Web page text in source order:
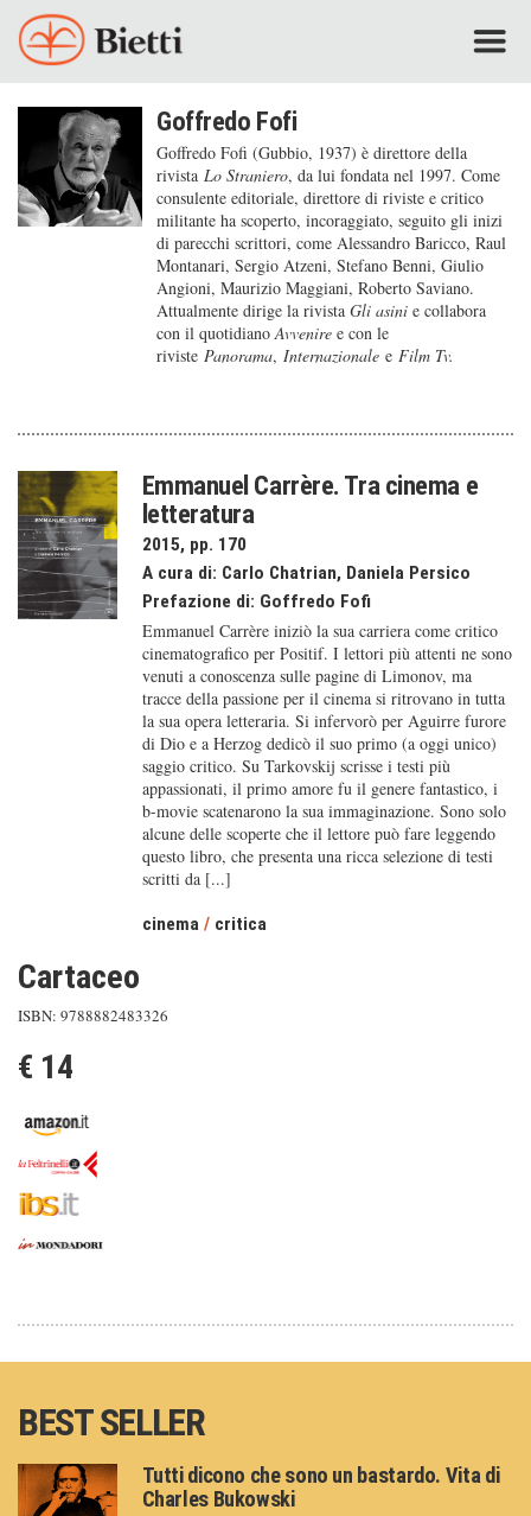
Goffredo Fofi
Goffredo Fofi (Gubbio, 1937) è direttore della
rivistaLo Straniero, da lui fondata nel 1997. Come
consulente editoriale, direttore di riviste e critico
militante ha scoperto, incoraggiato, seguito gli inizi
di parecchi scrittori, come Alessandro Baricco, Raul
Montanari, Sergio Atzeni, Stefano Benni, Giulio
Angioni, Maurizio Maggiani, Roberto Saviano.
Attualmente dirige la rivistaGli asini e collabora
con il quotidianoAvvenire e con le
rivistePanorama,InternazionaleeFilm Tv.
Emmanuel Carrère. Tra cinema e
letteratura
2015, pp. 170
A cura di: Carlo Chatrian, Daniela Persico
Prefazione di: Goffredo Fofi
Emmanuel Carrère iniziò la sua carriera come critico
cinematografico per Positif. I lettori più attenti ne sono
venuti a conoscenza sulle pagine di Limonov, ma
tracce della passione per il cinema si ritrovano in tutta
la sua opera letteraria. Si infervorò per Aguirre furore
di Dio e a Herzog dedicò il suo primo (a oggi unico)
saggio critico. Su Tarkovskij scrisse i testi più
appassionati, il primo amore fu il genere fantastico, i
b-movie scatenarono la sua immaginazione. Sono solo
alcune delle scoperte che il lettore può fare leggendo
questo libro, che presenta una ricca selezione di testi
scritti da [...]
cinema / critica
Cartaceo
ISBN: 9788882483326
€ 14
BEST SELLER
Tutti dicono che sono un bastardo. Vita di
Charles Bukowski